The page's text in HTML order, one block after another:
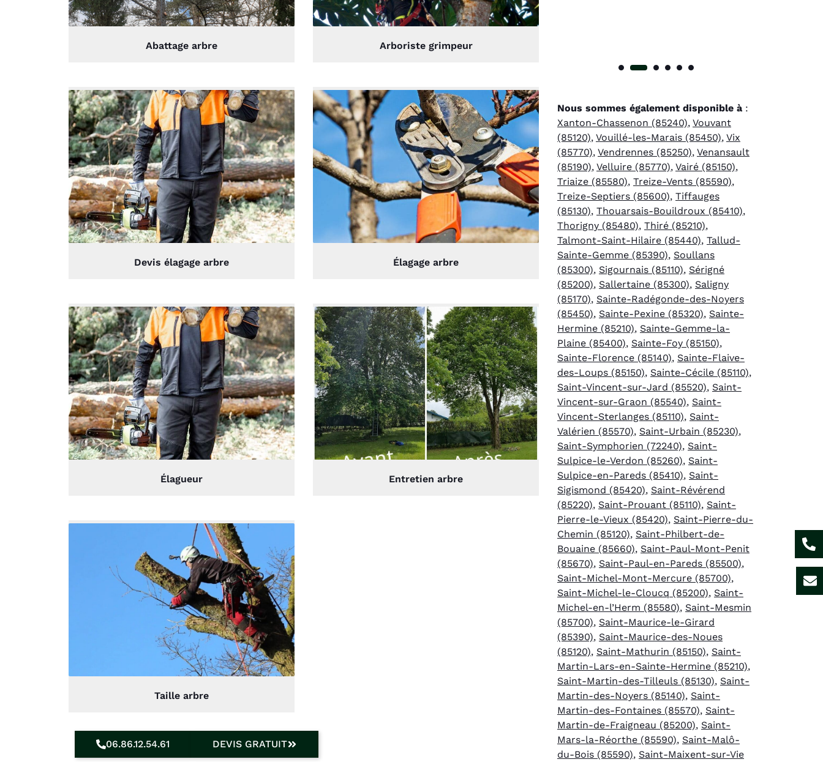
Abattage arbre Arboriste grimpeur
Devis élagage arbre Élagage arbre
Élagueur Entretien arbre
Taille arbre
06.86.12.54.61 DEVIS GRATUIT
Nous sommes également disponible à :
Xanton-Chassenon (85240), Vouvant
(85120), Vouillé-les-Marais (85450), Vix
(85770), Vendrennes (85250), Venansault
(85190), Velluire (85770), Vairé (85150),
Triaize (85580), Treize-Vents (85590),
Treize-Septiers (85600), Tiffauges
(85130), Thouarsais-Bouildroux (85410),
Thorigny (85480), Thiré (85210),
Talmont-Saint-Hilaire (85440), Tallud-
Sainte-Gemme (85390), Soullans
(85300), Sigournais (85110), Sérigné
(85200), Sallertaine (85300), Saligny
(85170), Sainte-Radégonde-des-Noyers
(85450), Sainte-Pexine (85320), Sainte-
Hermine (85210), Sainte-Gemme-la-
Plaine (85400), Sainte-Foy (85150),
Sainte-Florence (85140), Sainte-Flaive-
des-Loups (85150), Sainte-Cécile (85110),
Saint-Vincent-sur-Jard (85520), Saint-
Vincent-sur-Graon (85540), Saint-
Vincent-Sterlanges (85110), Saint-
Valérien (85570), Saint-Urbain (85230),
Saint-Symphorien (72240), Saint-
Sulpice-le-Verdon (85260), Saint-
Sulpice-en-Pareds (85410), Saint-
Sigismond (85420), Saint-Révérend
(85220), Saint-Prouant (85110), Saint-
Pierre-le-Vieux (85420), Saint-Pierre-du-
Chemin (85120), Saint-Philbert-de-
Bouaine (85660), Saint-Paul-Mont-Penit
(85670), Saint-Paul-en-Pareds (85500),
Saint-Michel-Mont-Mercure (85700),
Saint-Michel-le-Cloucq (85200), Saint-
Michel-en-l’Herm (85580), Saint-Mesmin
(85700), Saint-Maurice-le-Girard
(85390), Saint-Maurice-des-Noues
(85120), Saint-Mathurin (85150), Saint-
Martin-Lars-en-Sainte-Hermine (85210),
Saint-Martin-des-Tilleuls (85130), Saint-
Martin-des-Noyers (85140), Saint-
Martin-des-Fontaines (85570), Saint-
Martin-de-Fraigneau (85200), Saint-
Mars-la-Réorthe (85590), Saint-Malô-
du-Bois (85590), Saint-Maixent-sur-Vie